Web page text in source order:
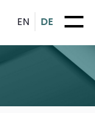
EN DE